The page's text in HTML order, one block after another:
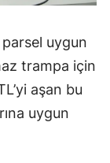
parsel uygun
trampa için
aşan bu
uygun